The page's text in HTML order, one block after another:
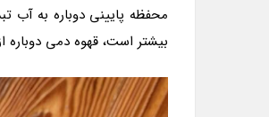
محفظه پایینی دوباره به آب
بیشتر است، قهوه دمی